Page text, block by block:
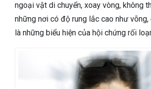
ngoại vật di chuyển, xoay vòng, không
những nơi có độ rung lắc cao như võng,
là những biểu hiện của hội chứng rối